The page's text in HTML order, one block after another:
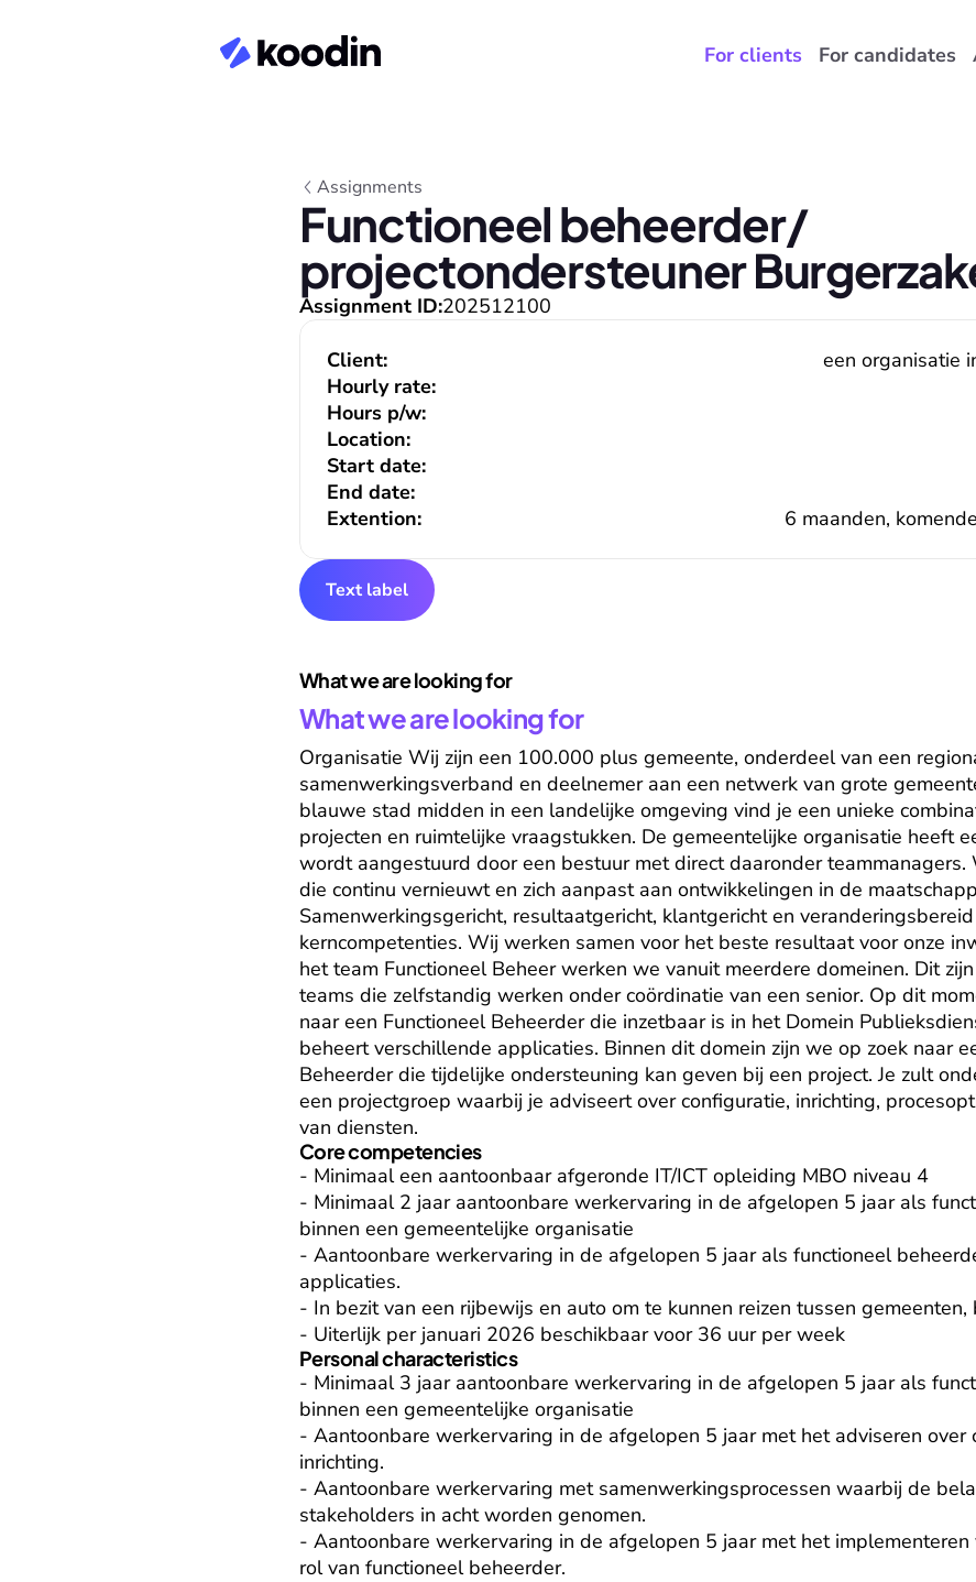
For clients For candidates
Assignments
Functioneel beheerder/
projectondersteuner
Assignment ID:202512100
Start date:
End date:
Extention:
6 maanden,
Client:
een organisatie
Hourly rate:
Hours p/w:
Location:
Text label
What we are looking for
What we are looking for
Organisatie Wij zijn een 100.000 plus gemeente, onderdeel van een
samenwerkingsverband en deelnemer aan een netwerk van grote
blauwe stad midden in een landelijke omgeving vind je een unieke
projecten en ruimtelijke vraagstukken. De gemeentelijke organisatie heeft
wordt aangestuurd door een bestuur met direct daaronder teammanagers.
die continu vernieuwt en zich aanpast aan ontwikkelingen in de
Samenwerkingsgericht, resultaatgericht, klantgericht en veranderingsbereid
kerncompetenties. Wij werken samen voor het beste resultaat voor onze
het team Functioneel Beheer werken we vanuit meerdere domeinen. Dit
teams die zelfstandig werken onder coördinatie van een senior. Op dit
naar een Functioneel Beheerder die inzetbaar is in het Domein
beheert verschillende applicaties. Binnen dit domein zijn we op zoek naar
Beheerder die tijdelijke ondersteuning kan geven bij een project. Je zult
een projectgroep waarbij je adviseert over configuratie, inrichting,
van diensten.
Core competencies
- Minimaal een aantoonbaar afgeronde IT/ICT opleiding MBO niveau 4
- Minimaal 2 jaar aantoonbare werkervaring in de afgelopen 5 jaar als
binnen een gemeentelijke organisatie
- Aantoonbare werkervaring in de afgelopen 5 jaar als functioneel
applicaties.
- In bezit van een rijbewijs en auto om te kunnen reizen tussen
- Uiterlijk per januari 2026 beschikbaar voor 36 uur per week
Personal characteristics
- Minimaal 3 jaar aantoonbare werkervaring in de afgelopen 5 jaar als
binnen een gemeentelijke organisatie
- Aantoonbare werkervaring in de afgelopen 5 jaar met het adviseren over
inrichting.
- Aantoonbare werkervaring met samenwerkingsprocessen waarbij de
stakeholders in acht worden genomen.
- Aantoonbare werkervaring in de afgelopen 5 jaar met het
rol van functioneel beheerder.